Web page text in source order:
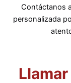
Contáctanos
personalizada